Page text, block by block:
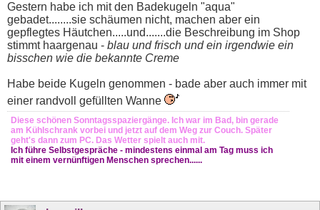
Gestern habe ich mit den Badekugeln "aqua"
gebadet........sie schäumen nicht, machen aber ein
gepflegtes Häutchen.....und.......die Beschreibung im Shop
stimmt haargenau - blau und frisch und ein irgendwie ein
bisschen wie die bekannte Creme
Habe beide Kugeln genommen - bade aber auch immer mit
einer randvoll gefüllten Wanne
Diese schönen Sonntagsspaziergänge. Ich war im Bad, bin gerade
am Kühlschrank vorbei und jetzt auf dem Weg zur Couch. Später
geht's dann zum PC. Das Wetter spielt auch mit.
Ich führe Selbstgespräche - mindestens einmal am Tag muss ich
mit einem vernünftigen Menschen sprechen......